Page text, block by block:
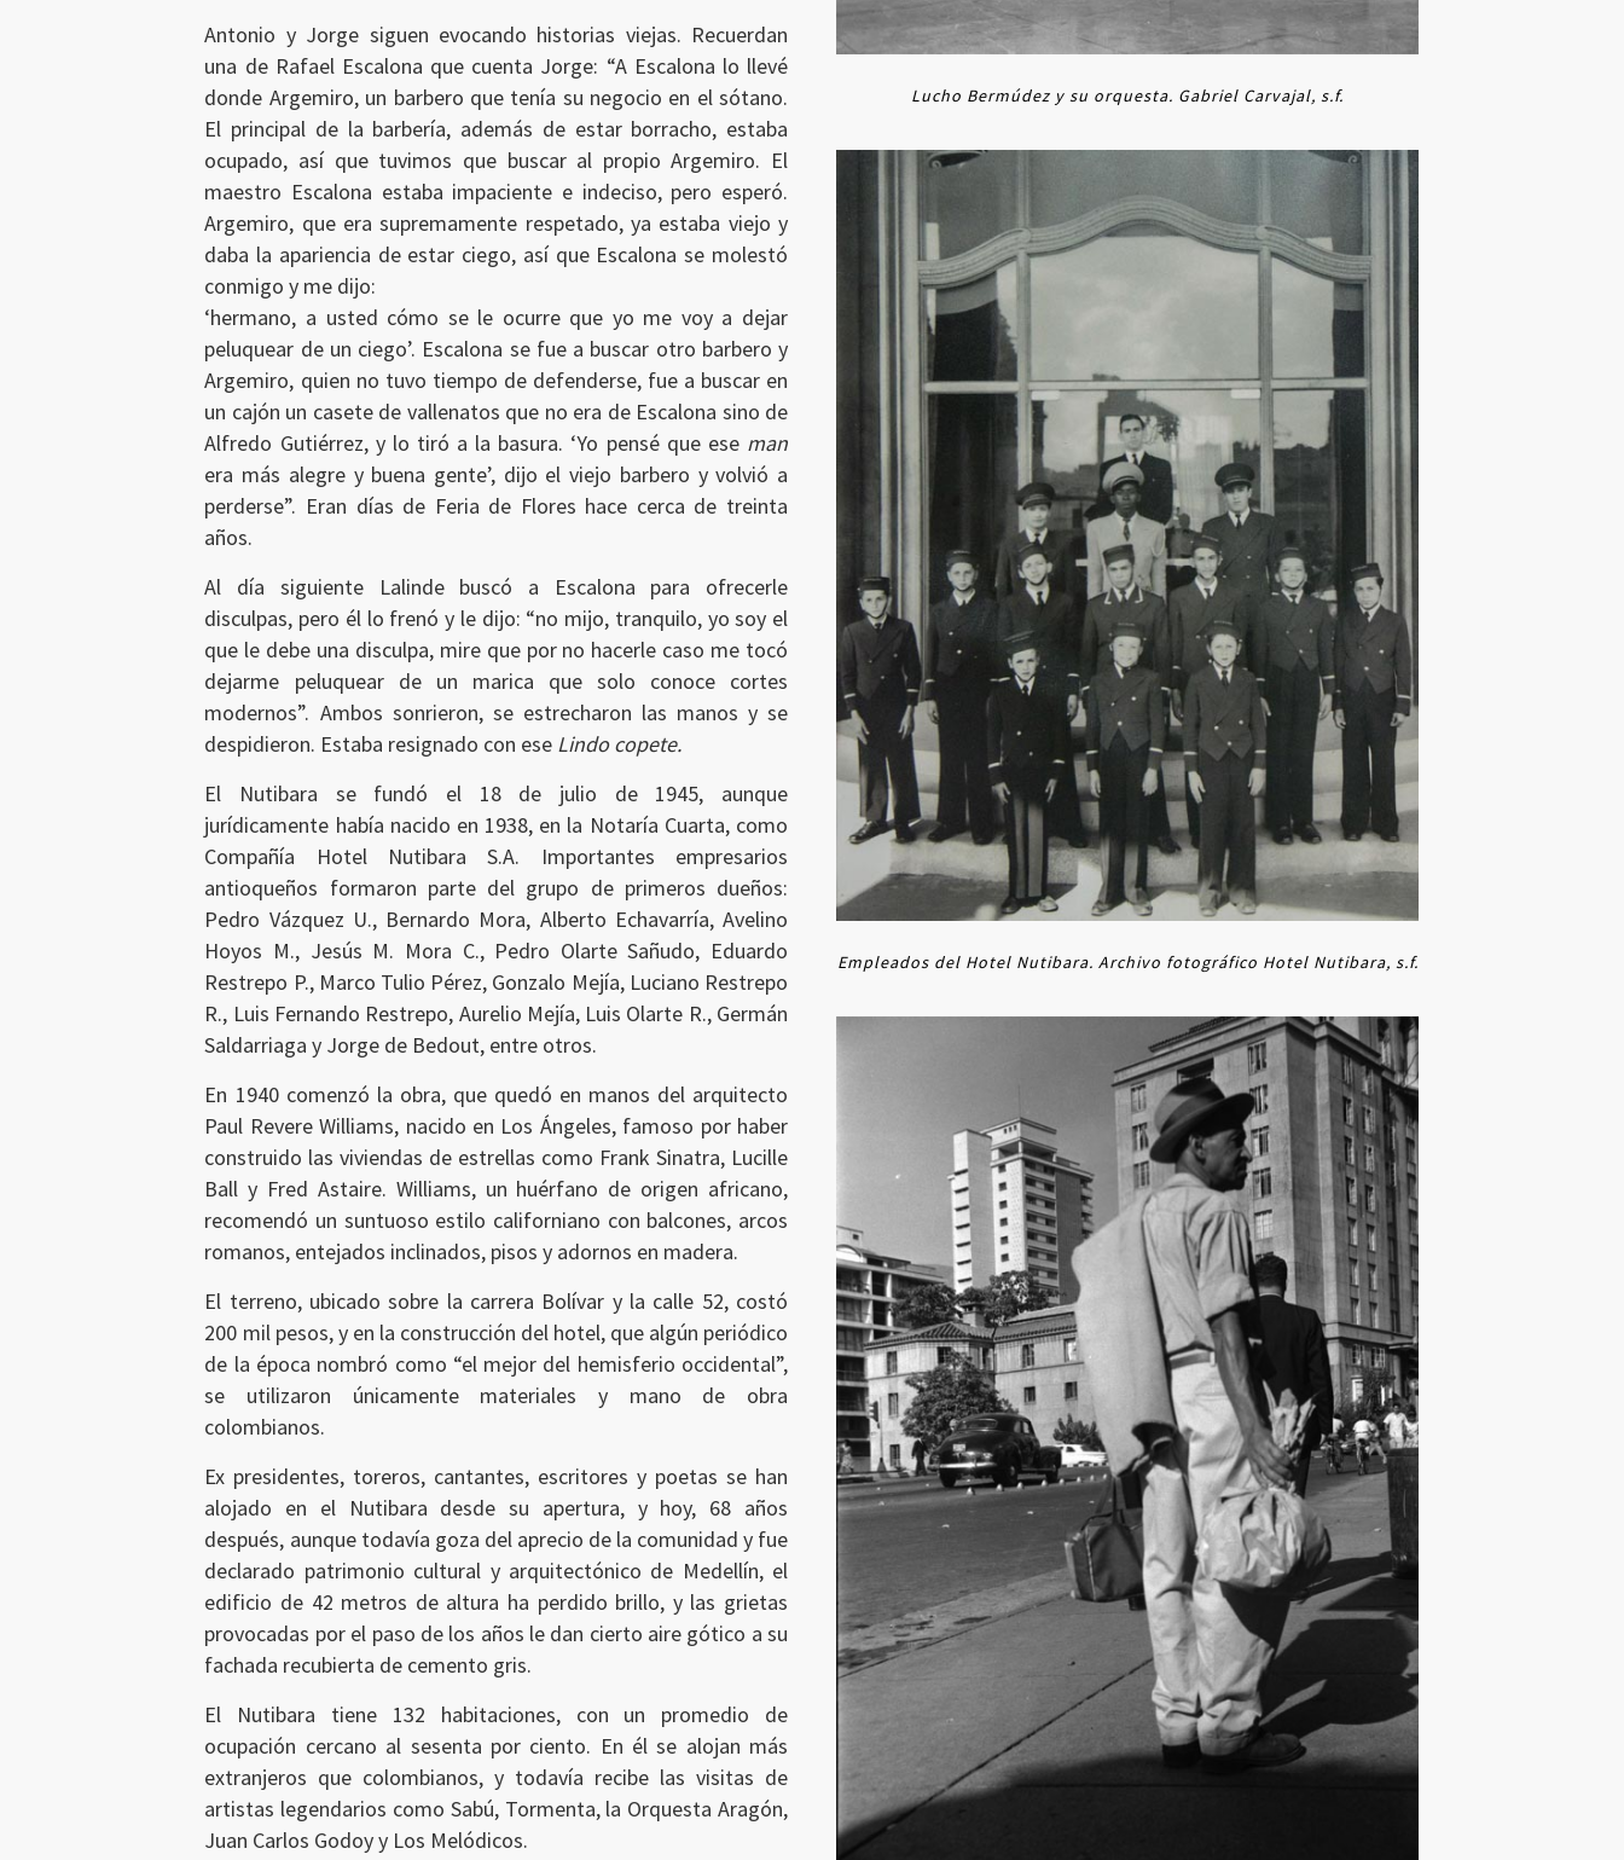
Antonio y Jorge siguen evocando historias viejas. Recuerdan
una de Rafael Escalona que cuenta Jorge: “A Escalona lo llevé
donde Argemiro, un barbero que tenía su negocio en el sótano.
El principal de la barbería, además de estar borracho, estaba
ocupado, así que tuvimos que buscar al propio Argemiro. El
maestro Escalona estaba impaciente e indeciso, pero esperó.
Argemiro, que era supremamente respetado, ya estaba viejo y
daba la apariencia de estar ciego, así que Escalona se molestó
conmigo y me dijo:
‘hermano, a usted cómo se le ocurre que yo me voy a dejar
peluquear de un ciego’. Escalona se fue a buscar otro barbero y
Argemiro, quien no tuvo tiempo de defenderse, fue a buscar en
un cajón un casete de vallenatos que no era de Escalona sino de
Alfredo Gutiérrez, y lo tiró a la basura. ‘Yo pensé que eseman
era más alegre y buena gente’, dijo el viejo barbero y volvió a
perderse”. Eran días de Feria de Flores hace cerca de treinta
años.
Al día siguiente Lalinde buscó a Escalona para ofrecerle
disculpas, pero él lo frenó y le dijo: “no mijo, tranquilo, yo soy el
que le debe una disculpa, mire que por no hacerle caso me tocó
dejarme peluquear de un marica que solo conoce cortes
modernos”. Ambos sonrieron, se estrecharon las manos y se
despidieron. Estaba resignado con ese Lindo copete.
El Nutibara se fundó el 18 de julio de 1945, aunque
jurídicamente había nacido en 1938, en la Notaría Cuarta, como
Compañía Hotel Nutibara S.A. Importantes empresarios
antioqueños formaron parte del grupo de primeros dueños:
Pedro Vázquez U., Bernardo Mora, Alberto Echavarría, Avelino
Hoyos M., Jesús M. Mora C., Pedro Olarte Sañudo, Eduardo
Restrepo P., Marco Tulio Pérez, Gonzalo Mejía, Luciano Restrepo
R., Luis Fernando Restrepo, Aurelio Mejía, Luis Olarte R., Germán
Saldarriaga y Jorge de Bedout, entre otros.
En 1940 comenzó la obra, que quedó en manos del arquitecto
Paul Revere Williams, nacido en Los Ángeles, famoso por haber
construido las viviendas de estrellas como Frank Sinatra, Lucille
Ball y Fred Astaire. Williams, un huérfano de origen africano,
recomendó un suntuoso estilo californiano con balcones, arcos
romanos, entejados inclinados, pisos y adornos en madera.
El terreno, ubicado sobre la carrera Bolívar y la calle 52, costó
200 mil pesos, y en la construcción del hotel, que algún periódico
de la época nombró como “el mejor del hemisferio occidental”,
se utilizaron únicamente materiales y mano de obra
colombianos.
Ex presidentes, toreros, cantantes, escritores y poetas se han
alojado en el Nutibara desde su apertura, y hoy, 68 años
después, aunque todavía goza del aprecio de la comunidad y fue
declarado patrimonio cultural y arquitectónico de Medellín, el
edificio de 42 metros de altura ha perdido brillo, y las grietas
provocadas por el paso de los años le dan cierto aire gótico a su
fachada recubierta de cemento gris.
El Nutibara tiene 132 habitaciones, con un promedio de
ocupación cercano al sesenta por ciento. En él se alojan más
extranjeros que colombianos, y todavía recibe las visitas de
artistas legendarios como Sabú, Tormenta, la Orquesta Aragón,
Juan Carlos Godoy y Los Melódicos.
Lucho Bermúdez y su orquesta. Gabriel Carvajal, s.f.
Empleados del Hotel Nutibara. Archivo fotográfico Hotel Nutibara, s.f.